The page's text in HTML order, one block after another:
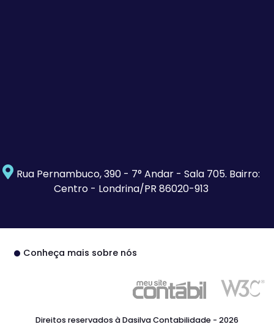
Rua Pernambuco, 390 - 7° Andar - Sala 705. Bairro:
Centro - Londrina/PR 86020-913
Conheça mais sobre nós
Direitos reservados à Dasilva Contabilidade - 2026